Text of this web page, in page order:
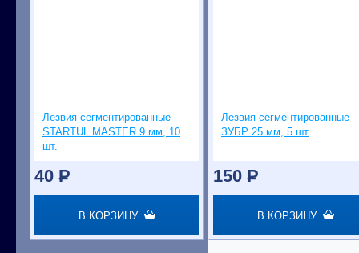
Лезвия сегментированные
STARTUL MASTER 9 мм, 10
шт.
40 P
В КОРЗИНУ
Лезвия сегментированные
ЗУБР 25 мм, 5 шт
150 P
В КОРЗИНУ